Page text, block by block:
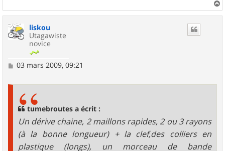
a
liskou
Utagawiste
novice
M
03 mars 2009, 09:21
tumebroutes a écrit :
Un dérive chaine, 2 maillons rapides, 2 ou 3 rayons
(à la bonne longueur) + la clef,des colliers en
plastique (longs), un morceau de bande